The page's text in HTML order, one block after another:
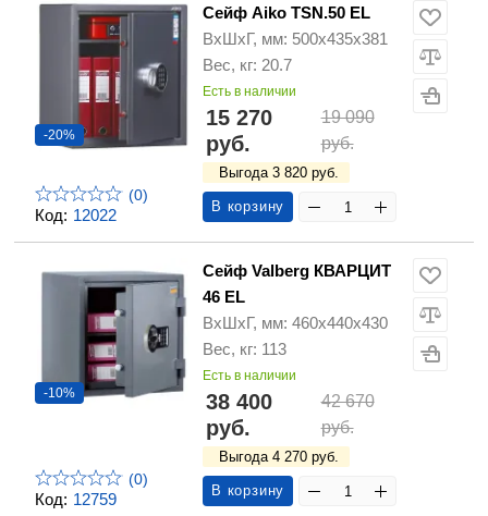
Код: 12022
-20%
(0)
Сейф Aiko TSN.50 EL
ВхШхГ, мм: 500х435х381
Вес, кг: 20.7
Есть в наличии
15 270
руб.
19 090
руб.
Выгода 3 820 руб.
В корзину
Код: 12759
-10%
(0)
Сейф Valberg КВАРЦИТ
46 EL
ВхШхГ, мм: 460х440х430
Вес, кг: 113
Есть в наличии
38 400
руб.
42 670
руб.
Выгода 4 270 руб.
В корзину